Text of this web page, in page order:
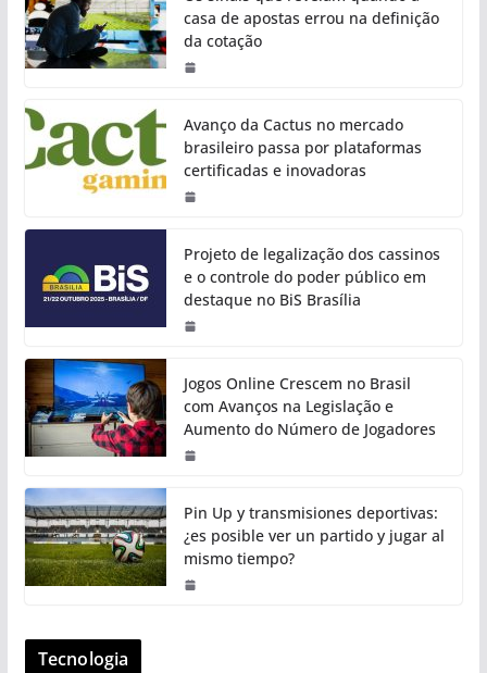
casa de apostas errou na definição
da cotação
Avanço da Cactus no mercado
brasileiro passa por plataformas
certificadas e inovadoras
Projeto de legalização dos cassinos
e o controle do poder público em
destaque no BiS Brasília
Jogos Online Crescem no Brasil
com Avanços na Legislação e
Aumento do Número de Jogadores
Pin Up y transmisiones deportivas:
¿es posible ver un partido y jugar al
mismo tiempo?
Tecnologia